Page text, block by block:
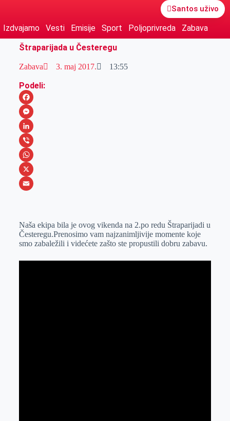
Santos uživo
Izdvajamo Vesti Emisije Sport Poljoprivreda
Zabava
Štraparijada u Česteregu
Zabava 3. maj 2017. 13:55
Podeli:
F
a
c
e
b
o
M
e
s
s
e
e
r
L
i
n
k
I
n
V
i
b
W
h
s
A
X
a
i
Naša ekipa bila je ovog vikenda na 2.po redu Štraparijadi u
Česteregu.Prenosimo vam najzanimljivije momente koje
smo zabaležili i videćete zašto ste propustili dobru zabavu.